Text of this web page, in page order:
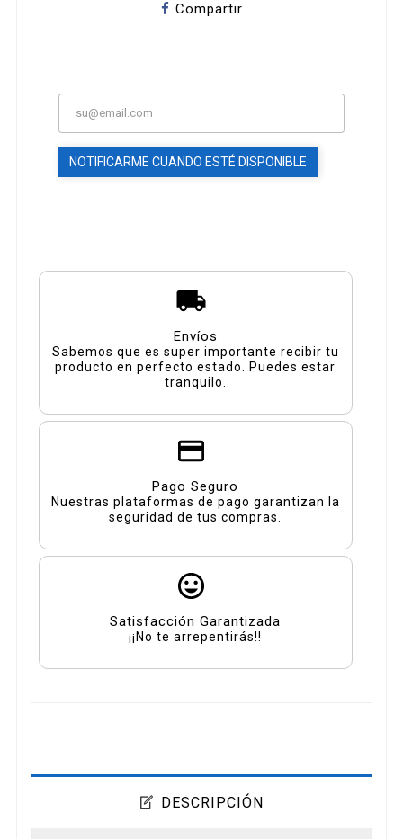
Compartir
NOTIFICARME CUANDO ESTÉ DISPONIBLE
Envíos
Sabemos que es super importante recibir tu
producto en perfecto estado. Puedes estar
tranquilo.
Pago Seguro
Nuestras plataformas de pago garantizan la
seguridad de tus compras.
Satisfacción Garantizada
¡¡No te arrepentirás!!
DESCRIPCIÓN